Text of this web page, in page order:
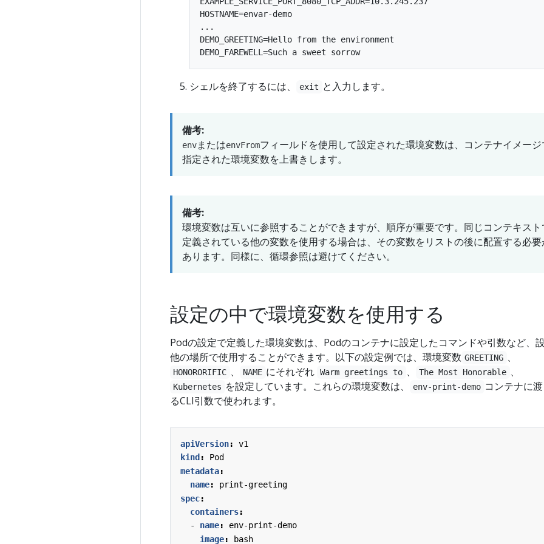
HOSTNAME=envar-demo
...
DEMO_GREETING=Hello from the environment
シェルを終了するには、 exit と入力します。
備考:
envまたはenvFromフィールドを使用して設定された環境変数は、コンテナイメージ
指定された環境変数を上書きします。
備考:
環境変数は互いに参照することができますが、順序が重要です。同じコンテキスト
定義されている他の変数を使用する場合は、その変数をリストの後に配置する必要
あります。同様に、循環参照は避けてください。
設定の中で環境変数を使用する
Podの設定で定義した環境変数は、Podのコンテナに設定したコマンドや引数など、
他の場所で使用することができます。以下の設定例では、環境変数 GREETING 、
HONORORIFIC 、 NAME にそれぞれ Warm greetings to 、 The Most Honorable 、
Kubernetes を設定しています。これらの環境変数は、 env-print-demo コンテナに
るCLI引数で使われます。
apiVersion:
v1
kind :
Pod
metadata:
name:
print-greeting
spec:
containers:
- name:
env-print-demo
image: bash